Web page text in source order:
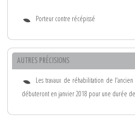
Porteur contre récépissé
AUTRES PRÉCISIONS
Les travaux de réhabilitation de
débuteront en janvier 2018 pour une durée